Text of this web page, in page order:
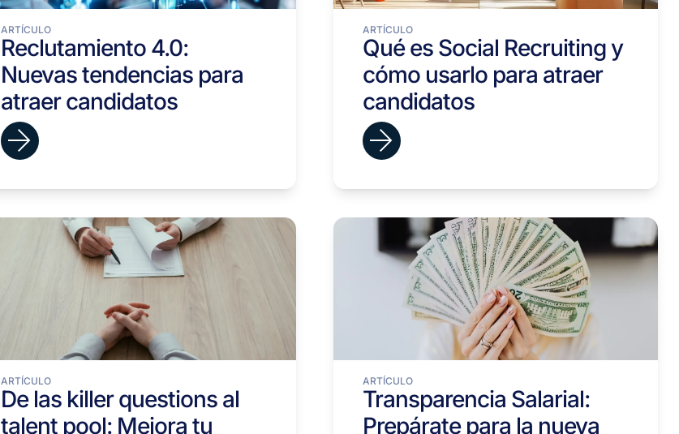
ARTÍCULO
Reclutamiento 4.0:
Nuevas tendencias para
atraer candidatos
ARTÍCULO
Qué es Social Recruiting y
cómo usarlo para atraer
candidatos
ARTÍCULO
De las killer questions al
talent pool: Mejora tu
ARTÍCULO
Transparencia Salarial:
Prepárate para la nueva